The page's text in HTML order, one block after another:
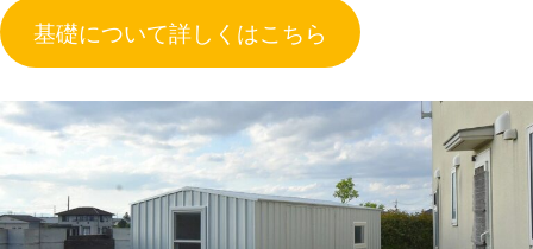
基礎について詳しくはこちら